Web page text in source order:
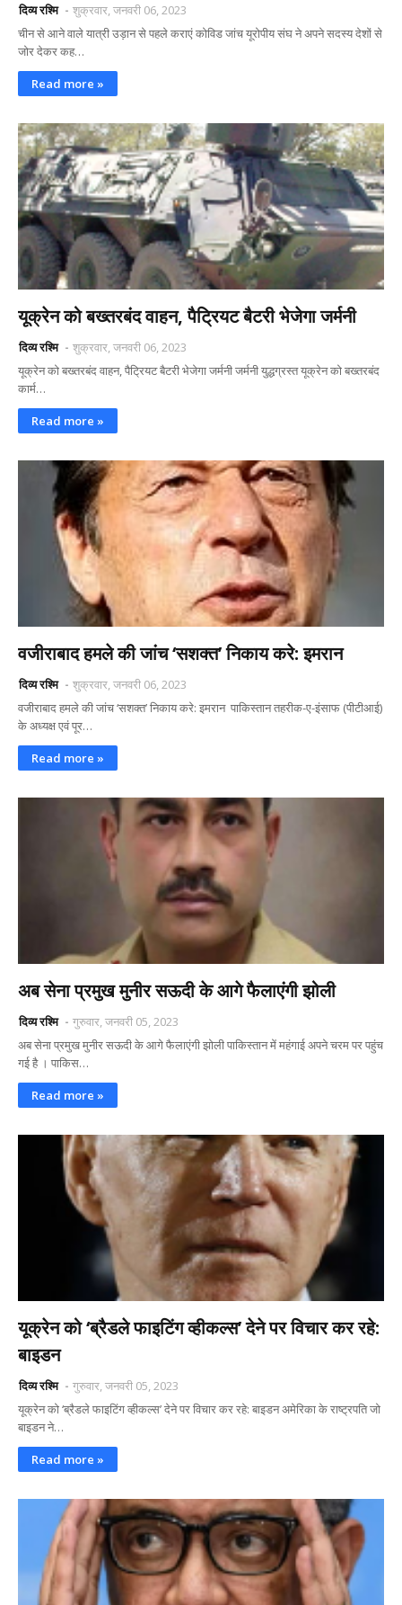
दिव्य रश्मि
शुक्रवार, जनवरी 06, 2023
चीन से आने वाले यात्री उड़ान से पहले कराएं कोविड जांच यूरोपीय संघ ने अपने सदस्य देशों से
जोर देकर कह…
Read more »
यूक्रेन को बख्तरबंद वाहन, पैट्रियट बैटरी भेजेगा जर्मनी
दिव्य रश्मि
शुक्रवार, जनवरी 06, 2023
यूक्रेन को बख्तरबंद वाहन, पैट्रियट बैटरी भेजेगा जर्मनी जर्मनी युद्धग्रस्त यूक्रेन को बख्तरबंद
कार्म…
Read more »
वजीराबाद हमले की जांच ‘सशक्त’ निकाय करे: इमरान
दिव्य रश्मि
शुक्रवार, जनवरी 06, 2023
वजीराबाद हमले की जांच ‘सशक्त’ निकाय करे: इमरान पाकिस्तान तहरीक-ए-इंसाफ (पीटीआई)
के अध्यक्ष एवं पूर…
Read more »
अब सेना प्रमुख मुनीर सऊदी के आगे फैलाएंगी झोली
दिव्य रश्मि
गुरुवार, जनवरी 05, 2023
अब सेना प्रमुख मुनीर सऊदी के आगे फैलाएंगी झोली पाकिस्तान में महंगाई अपने चरम पर पहुंच
गई है । पाकिस…
Read more »
यूक्रेन को ‘ब्रैडले फाइटिंग व्हीकल्स’ देने पर विचार कर रहे:
बाइडन
दिव्य रश्मि
गुरुवार, जनवरी 05, 2023
यूक्रेन को ‘ब्रैडले फाइटिंग व्हीकल्स’ देने पर विचार कर रहे: बाइडन अमेरिका के राष्ट्रपति जो
बाइडन ने…
Read more »